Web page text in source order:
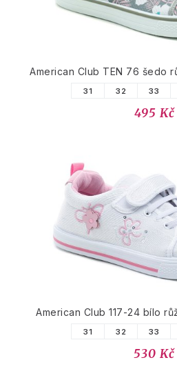
American Club TEN 76 šedo
31 32 33
495 Kč
American Club 117-24 bílo
31 32 33
530 Kč